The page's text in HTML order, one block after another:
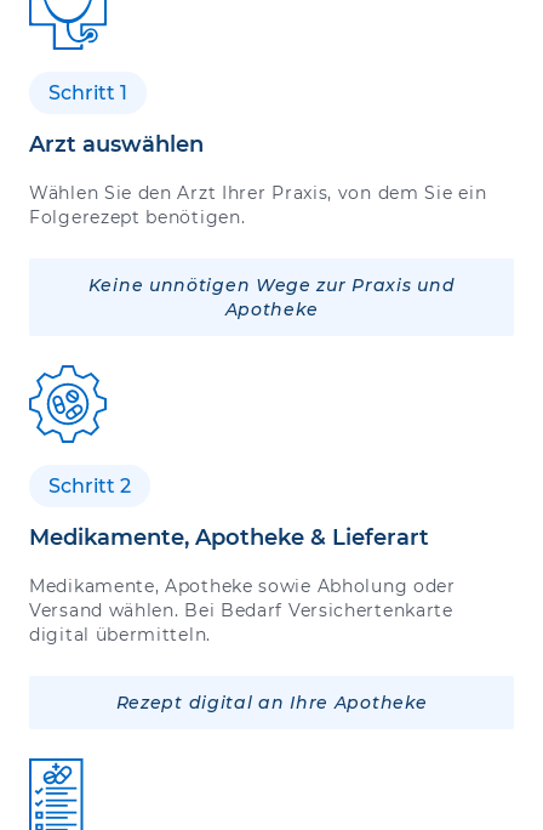
Schritt 1
Arzt auswählen
Wählen Sie den Arzt Ihrer Praxis, von dem Sie ein
Folgerezept benötigen.
Keine unnötigen Wege zur Praxis und
Apotheke
Schritt 2
Medikamente, Apotheke & Lieferart
Medikamente, Apotheke sowie Abholung oder
Versand wählen. Bei Bedarf Versichertenkarte
digital übermitteln.
Rezept digital an Ihre Apotheke